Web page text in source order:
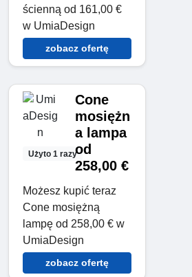
ścienną od 161,00 €
w UmiaDesign
zobacz ofertę
Użyto 1 razy
Cone
mosiężn
a lampa
od
258,00 €
Możesz kupić teraz
Cone mosiężną
lampę od 258,00 € w
UmiaDesign
zobacz ofertę